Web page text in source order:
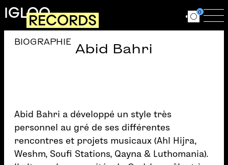
Aller au contenu principal
IGLOORECORDS Ouvrir le
0
Abid Bahri
BIOGRAPHIE
Abid Bahri a développé un style très
personnel au gré de ses différentes
rencontres et projets musicaux (Ahl Hijra,
Weshm, Soufi Stations, Qayna & Luthomania).